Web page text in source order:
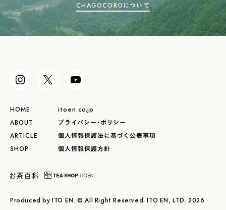
CHAGOCOROについて
HOME
ABOUT
ARTICLE
SHOP
itoen.co.jp
プライバシー・ポリシー
個人情報保護法に基づく公表事項
個人情報保護方針
Produced by ITO EN. © All Right Reserved. ITO EN, LTD. 2026